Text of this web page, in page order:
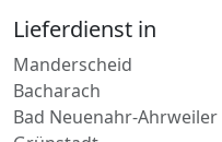
Lieferdienst in
Manderscheid
Bacharach
Bad Neuenahr-Ahrweiler